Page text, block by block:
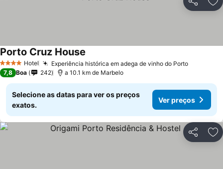
Partilhar
4 EstrelasHotel Experiência histórica em adega de vinho do Porto
Porto Cruz House
7,8 Boa 242 a 10.1 km de Marbelo
Selecione as datas para ver os preços
exatos.
Ver preços
Partilhar